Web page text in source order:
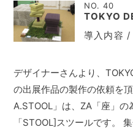
NO. 40
TOKYO
導入内容 /
デザイナーさんより、
の出展作品の製作の依頼
A.STOOL」は、ZA「座」の
「STOOL]スツールです。